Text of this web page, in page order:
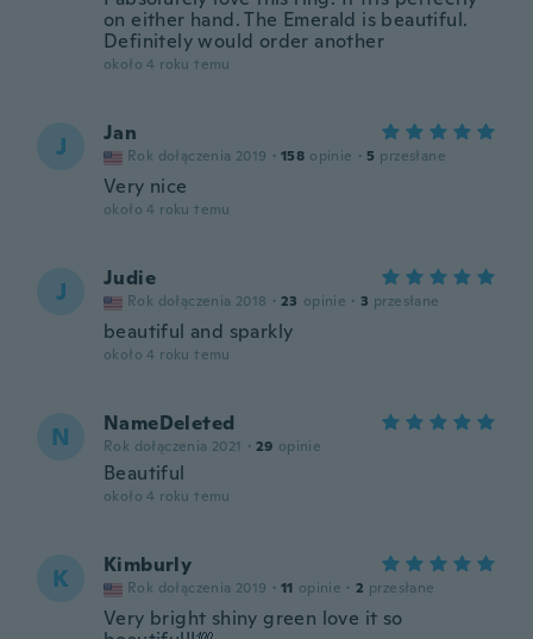
on either hand. The Emerald is beautiful.
Definitely would order another
około 4 roku temu
J Jan
Rok dołączenia 2019 · 158 opinie · 5 przesłane
Very nice
około 4 roku temu
J Judie
Rok dołączenia 2018 · 23 opinie · 3 przesłane
beautiful and sparkly
około 4 roku temu
N NameDeleted
Rok dołączenia 2021 · 29 opinie
Beautiful
około 4 roku temu
K Kimburly
Rok dołączenia 2019 · 11 opinie · 2 przesłane
Very bright shiny green love it so